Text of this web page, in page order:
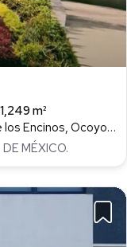
1,249 m²
Carretera México Toluca 300, Bosque de los Encinos, Ocoyoacac
MÉXICO.